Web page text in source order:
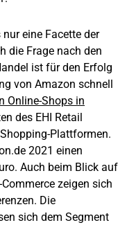
eine Facette der
die Frage nach den
ist für den Erfolg
von Amazon schnell
Online-Shops in
des EHI Retail
Plattformen.
2021 einen
Auch beim Blick auf
zeigen sich
Die
sich dem Segment